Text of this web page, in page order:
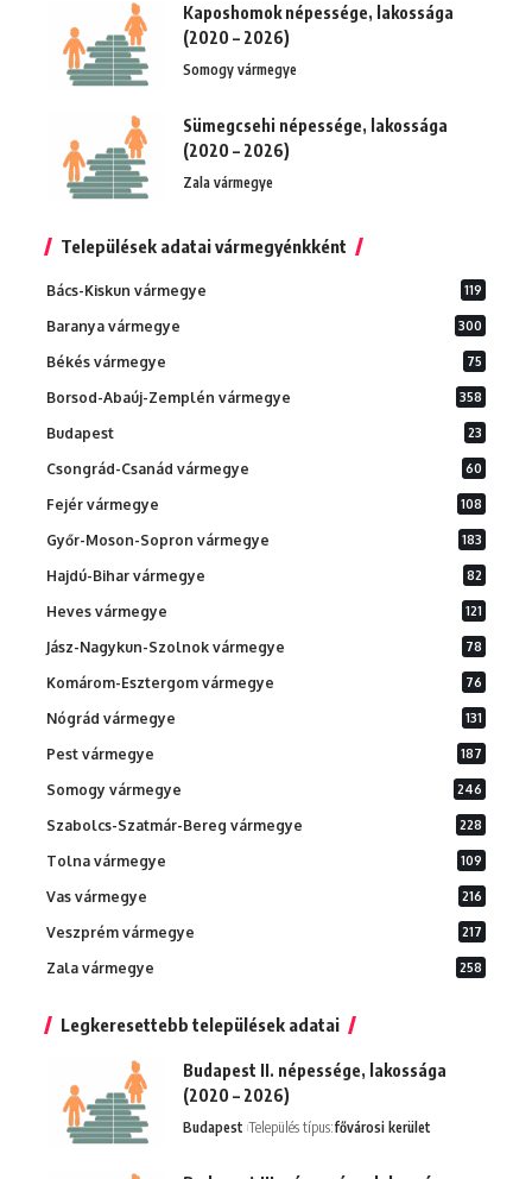
Kaposhomok népessége, lakossága
(2020 – 2026)
Somogy vármegye
Sümegcsehi népessége, lakossága
(2020 – 2026)
Zala vármegye
Települések adatai vármegyénkként
Bács-Kiskun vármegye 119
Baranya vármegye 300
Békés vármegye 75
Borsod-Abaúj-Zemplén vármegye 358
Budapest 23
Csongrád-Csanád vármegye 60
Fejér vármegye 108
Győr-Moson-Sopron vármegye 183
Hajdú-Bihar vármegye 82
Heves vármegye 121
Jász-Nagykun-Szolnok vármegye 78
Komárom-Esztergom vármegye 76
Nógrád vármegye 131
Pest vármegye 187
Somogy vármegye 246
Szabolcs-Szatmár-Bereg vármegye 228
Tolna vármegye 109
Vas vármegye 216
Veszprém vármegye 217
Zala vármegye 258
Legkeresettebb települések adatai
Budapest II. népessége, lakossága
(2020 – 2026)
Budapest Település típus:fővárosi kerület